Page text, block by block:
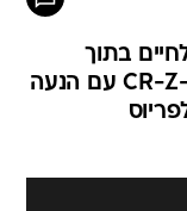
בתוך
שנתיים, בתחילה כגרסה פתוחה ל-CR-Z עם הנעה